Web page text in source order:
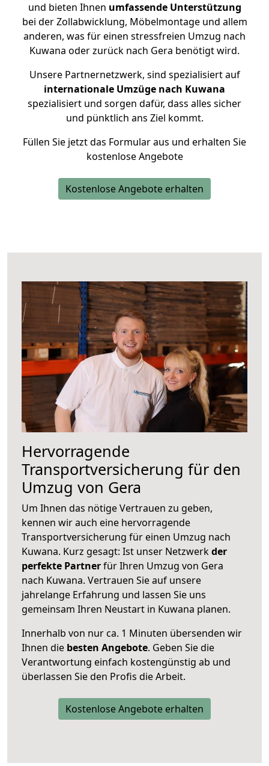
und bieten Ihnen umfassende Unterstützung
bei der Zollabwicklung, Möbelmontage und allem
anderen, was für einen stressfreien Umzug nach
Kuwana oder zurück nach Gera benötigt wird.
Unsere Partnernetzwerk, sind spezialisiert auf
internationale Umzüge nach Kuwana
spezialisiert und sorgen dafür, dass alles sicher
und pünktlich ans Ziel kommt.
Füllen Sie jetzt das Formular aus und erhalten Sie
kostenlose Angebote
Kostenlose Angebote erhalten
Hervorragende
Transportversicherung für den
Umzug von Gera
Um Ihnen das nötige Vertrauen zu geben,
kennen wir auch eine hervorragende
Transportversicherung für einen Umzug nach
Kuwana. Kurz gesagt: Ist unser Netzwerkder
perfekte Partnerfür Ihren Umzug von Gera
nach Kuwana. Vertrauen Sie auf unsere
jahrelange Erfahrung und lassen Sie uns
gemeinsam Ihren Neustart in Kuwana planen.
Innerhalb von nur ca. 1 Minuten übersenden wir
Ihnen die besten Angebote. Geben Sie die
Verantwortung einfach kostengünstig ab und
überlassen Sie den Profis die Arbeit.
Kostenlose Angebote erhalten